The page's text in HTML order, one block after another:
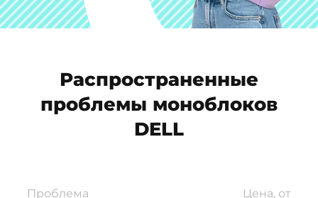
Распространенные
проблемы моноблоков
DELL
Проблема Цена, от